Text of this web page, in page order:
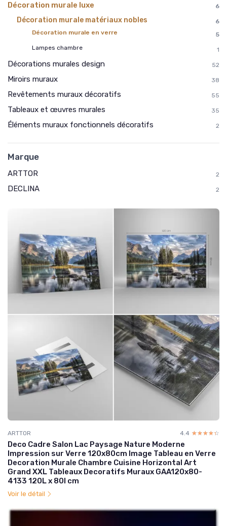
Décoration murale luxe 6
Décoration murale matériaux nobles
6
Décoration murale en verre
5
Lampes chambre
1
Décorations murales design 52
Miroirs muraux 38
Revêtements muraux décoratifs 55
Tableaux et œuvres murales 35
Éléments muraux fonctionnels décoratifs 2
Marque
ARTTOR 2
DECLINA 2
ARTTOR 4.4 ☆☆☆☆☆
★★★★★
Deco Cadre Salon Lac Paysage Nature Moderne
Impression sur Verre 120x80cm Image Tableau en Verre
Decoration Murale Chambre Cuisine Horizontal Art
Grand XXL Tableaux Decoratifs Muraux GAA120x80-
4133 120L x 80l cm
Voir le détail